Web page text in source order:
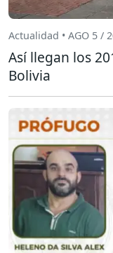
Actualidad • AGO 5 /
Así llegan los
Bolivia